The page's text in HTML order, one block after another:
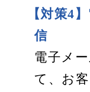
【対策4
信
電子メ
て、お